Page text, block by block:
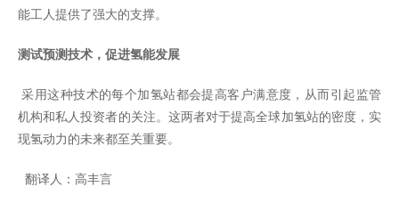
能工人提供了强大的支撑。
测试预测技术，促进氢能发展
采用这种技术的每个加氢站都会提高客户满意度，从而引起监管
机构和私人投资者的关注。这两者对于提高全球加氢站的密度，实
现氢动力的未来都至关重要。
翻译人：高丰言